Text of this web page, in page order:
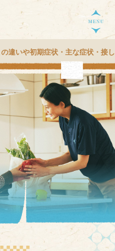
違いや初期症状・主な症状・接